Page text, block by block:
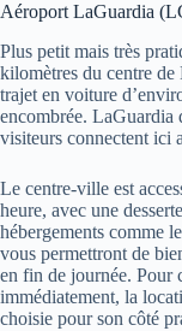
Aéroport LaGuardia
Plus petit mais très
kilomètres du centre
trajet en voiture
encombrée. LaGuardia
visiteurs connectent ici
Le centre-ville est
heure, avec une
hébergements comme le
vous permettront de
en fin de journée. Pour
immédiatement, la
choisie pour son côté